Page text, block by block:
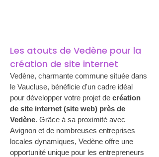
Les atouts de Vedène pour la
création de site internet
Vedène, charmante commune située dans
le Vaucluse, bénéficie d'un cadre idéal
pour développer votre projet de création
de site internet (site web) près de
Vedène. Grâce à sa proximité avec
Avignon et de nombreuses entreprises
locales dynamiques, Vedène offre une
opportunité unique pour les entrepreneurs